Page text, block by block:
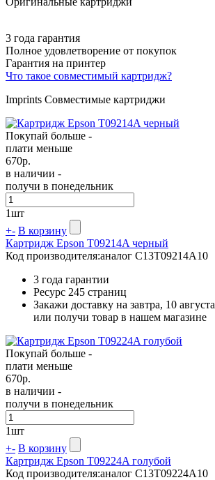
3 года гарантия
Полное удовлетворение от покупок
Гарантия на принтер
Что такое совместимый картридж?
Imprints Совместимые картриджи
Покупай больше -
плати меньше
670р.
в наличии -
получи в понедельник
1шт
+- В корзину
Картридж Epson T09214A черный
Код производителя:аналог C13T09214A10
3 года гарантии
Ресурс 245 страниц
Закажи доставку на завтра, 10 августа
или получи товар в нашем магазине
Покупай больше -
плати меньше
670р.
в наличии -
получи в понедельник
1шт
+- В корзину
Картридж Epson T09224A голубой
Код производителя:аналог C13T09224A10